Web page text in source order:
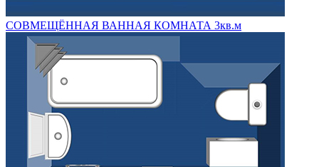
СОВМЕЩЁННАЯ ВАННАЯ КОМНАТА 3кв.м